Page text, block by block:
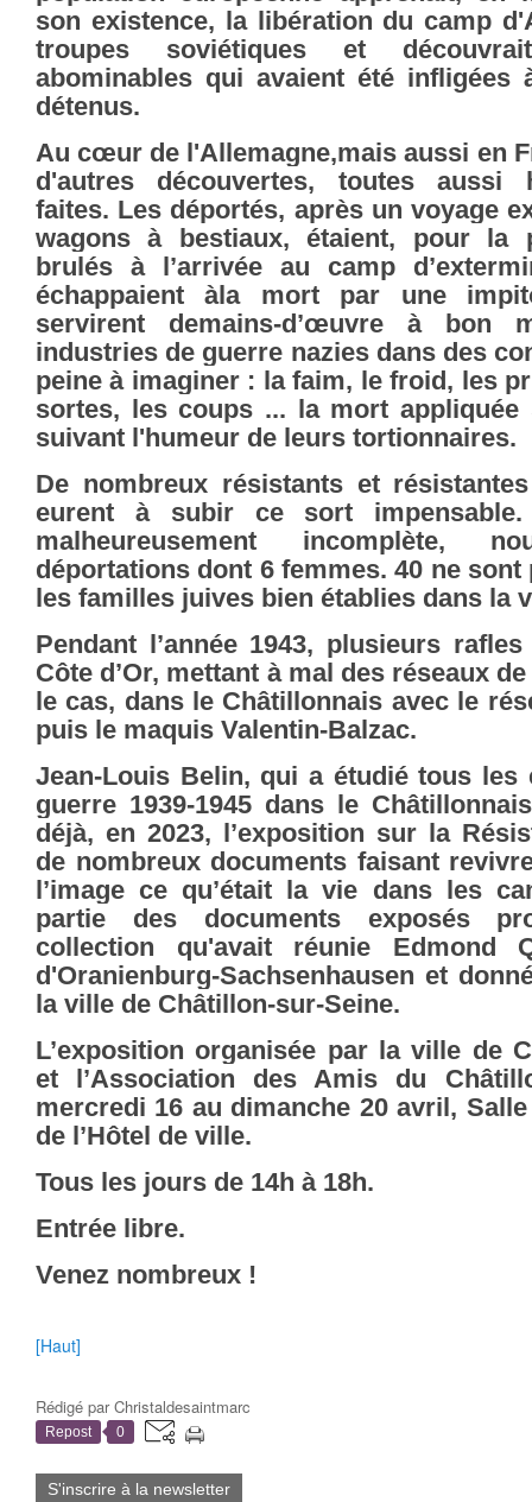
son existence, la libération du camp
troupes soviétiques et
abominables qui avaient été infligées
détenus.
Au cœur de l'Allemagne,mais aussi en
d'autres découvertes, toutes aussi
faites. Les déportés, après un voyage
wagons à bestiaux, étaient, pour la
brulés à l’arrivée au camp
échappaient àla mort par une
servirent demains-d’œuvre à bon
industries de guerre nazies dans des
peine à imaginer : la faim, le froid, les
sortes, les coups ... la mort appliquée
suivant l'humeur de leurs tortionnaires.
De nombreux résistants et
eurent à subir ce sort impensable.
malheureusement incomplète,
déportations dont 6 femmes. 40 ne
les familles juives bien établies dans la
Pendant l’année 1943, plusieurs
Côte d’Or, mettant à mal des réseaux
le cas, dans le Châtillonnais avec le
puis le maquis Valentin-Balzac.
Jean-Louis Belin, qui a étudié tous les
guerre 1939-1945 dans le
déjà, en 2023, l’exposition sur la
de nombreux documents faisant
l’image ce qu’était la vie dans les
partie des documents exposés
collection qu'avait réunie Edmond
d'Oranienburg-Sachsenhausen et
la ville de Châtillon-sur-Seine.
L’exposition organisée par la ville de
et l’Association des Amis du
mercredi 16 au dimanche 20 avril,
de l’Hôtel de ville.
Tous les jours de 14h à 18h.
Entrée libre.
Venez nombreux !
[Haut]
Rédigé parChristaldesaintmarc
Repost 0
S'inscrire à la newsletter